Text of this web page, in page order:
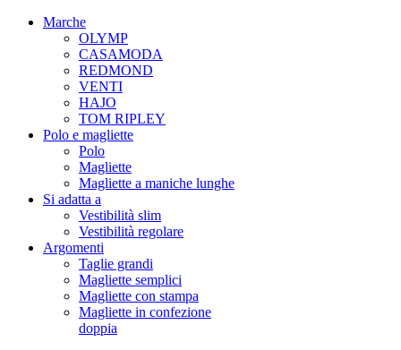
Marche
OLYMP
CASAMODA
REDMOND
VENTI
HAJO
TOM RIPLEY
Polo e magliette
Polo
Magliette
Magliette a maniche lunghe
Si adatta a
Vestibilità slim
Vestibilità regolare
Argomenti
Taglie grandi
Magliette semplici
Magliette con stampa
Magliette in confezione
doppia